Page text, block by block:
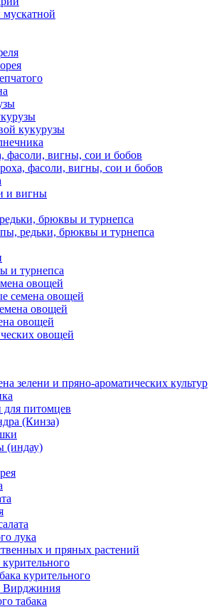
кукурузы
фасоли, вигны, сои и бобов
фасоли, вигны, сои и бобов
и вигны
брюквы и турнепса
редьки, брюквы и турнепса
и турнепса
овощей
семена овощей
овощей
овощей
овощей
зелени и пряно-ароматических культур
для питомцев
(Кинза)
(индау)
лука
и пряных растений
курительного
Вирджиния
табака